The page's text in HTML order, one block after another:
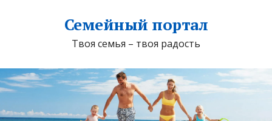
Семейный портал
Твоя семья – твоя радость